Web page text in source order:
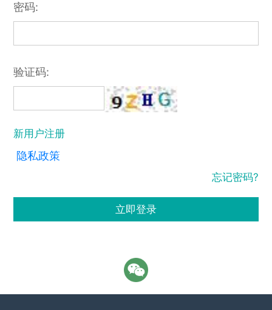
密码:
验证码:
新用户注册
隐私政策
忘记密码?
立即登录